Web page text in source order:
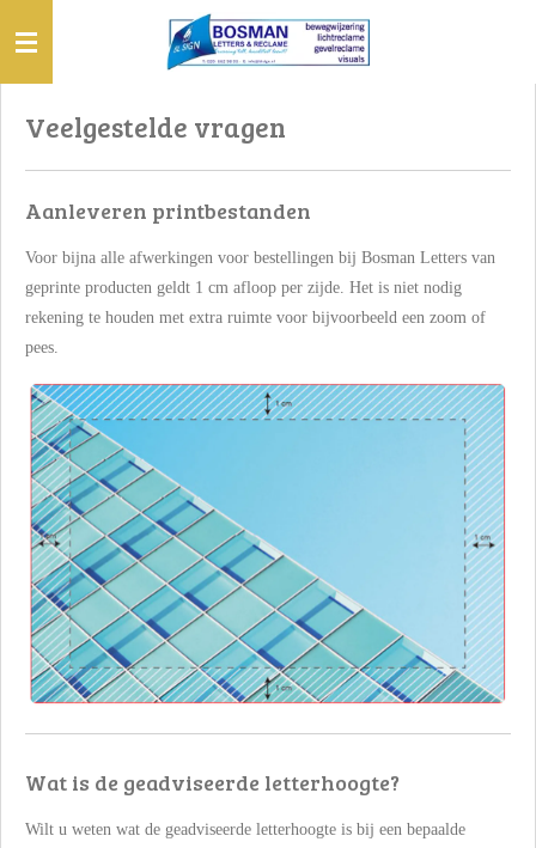
direct
naar
hoofdinhoud
Veelgestelde vragen
Aanleveren printbestanden
Voor bijna alle afwerkingen voor bestellingen bij Bosman Letters van
geprinte producten geldt 1 cm afloop per zijde. Het is niet nodig
rekening te houden met extra ruimte voor bijvoorbeeld een zoom of
pees.
Wat is de geadviseerde letterhoogte?
Wilt u weten wat de geadviseerde letterhoogte is bij een bepaalde